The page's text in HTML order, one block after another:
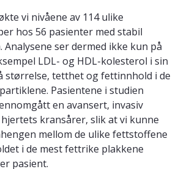
vi nivåene av 114 ulike
hos 56 pasienter med stabil
Analysene ser dermed ikke kun på
LDL- og HDL-kolesterol i sin
størrelse, tetthet og fettinnhold i de
Pasientene i studien
en avansert, invasiv
kransårer, slik at vi kunne
mellom de ulike fettstoffene
i de mest fettrike plakkene
pasient.